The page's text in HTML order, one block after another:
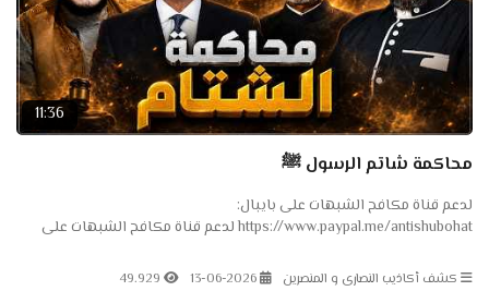
11:36
محاكمة شاتم الرسول ﷺ
لدعم قناة مكافح الشبهات على بايبال:
https://www.paypal.me/antishubohat لدعم قناة مكافح الشبهات على
فودافون كاش:...
كشف أكاذيب النصارى و المنصرين 13-06-2026
49.929